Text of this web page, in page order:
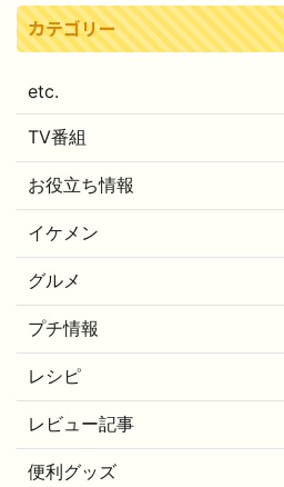
カテゴリー
etc.
TV番組
お役立ち情報
イケメン
グルメ
プチ情報
レシピ
レビュー記事
便利グッズ